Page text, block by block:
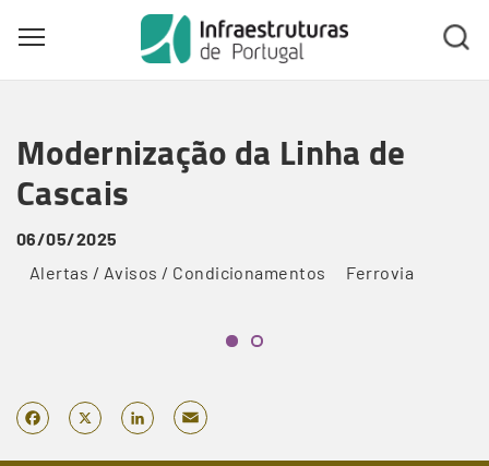
main
content
Toggle main menu visibility
Modernização da Linha de
Cascais
06/05/2025
Alertas / Avisos / Condicionamentos
Ferrovia
Facebook
X LinkedIn